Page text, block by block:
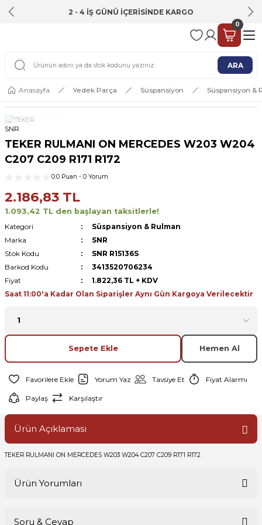
2 - 4 İŞ GÜNÜ İÇERİSİNDE KARGO
ARA
0
Anasayfa Yedek Parça Süspansiyon Süspansiyon &
SNR
TEKER RULMANI ON MERCEDES W203 W204
C207 C209 R171 R172
0.0 Puan - 0 Yorum
2.186,83 TL
1.093,42 TL den başlayan taksitlerle!
Kategori
Süspansiyon & Rulman
Marka
SNR
Stok Kodu
SNR R15136S
Barkod Kodu
3413520706234
Fiyat
1.822,36 TL + KDV
Saat 11:00'a Kadar Olan Siparişler Aynı Gün Kargoya Verilecektir
Sepete Ekle Hemen Al
Yorum Yaz Tavsiye Et Fiyat Alarmı
Paylaş Karşılaştır
Ürün Açıklaması
TEKER RULMANI ON MERCEDES W203 W204 C207 C209 R171 R172
Ürün Yorumları
Soru & Cevap